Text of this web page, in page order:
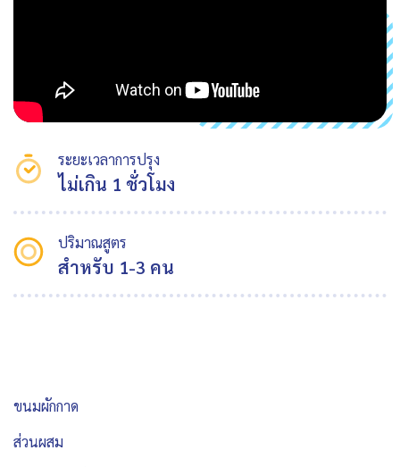
ระยะเวลาการปรุง
ไม่เกิน 1 ชั่วโมง
ปริมาณสูตร
สำหรับ 1-3 คน
ขนมผักกาด
ส่วนผสม